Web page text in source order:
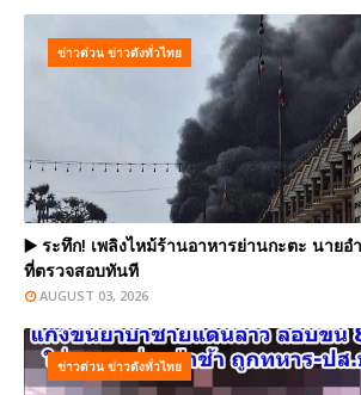
ข่าวด่วน ข่าวดังทั่วไทย
▶️ ระทึก! เพลิงไหม้ร้านอาหารย่านกะตะ นายอ
ที่ตรวจสอบทันที
AUGUST 03, 2026
ข่าวด่วน ข่าวดังทั่วไทย